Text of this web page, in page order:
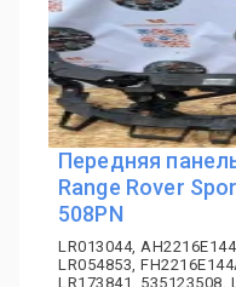
Передняя
Range Rover
508PN
LR013044,
LR054853,
LR173841, 535123508,